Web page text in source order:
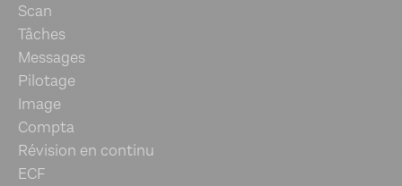
Scan
Tâches
Messages
Pilotage
Image
Compta
Révision en continu
ECF